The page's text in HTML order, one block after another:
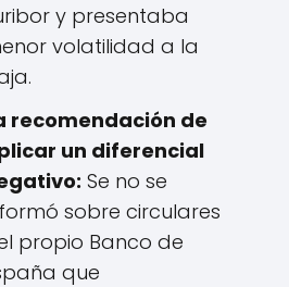
y presentaba
volatilidad a la
recomendación de
un diferencial
Se no se
sobre circulares
propio Banco de
que